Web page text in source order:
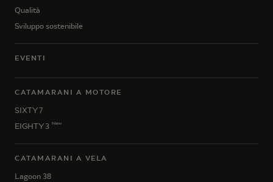
Qualità
Sviluppo sostenibile
EVENTI
CATAMARANI A MOTORE
SIXTY 7
EIGHTY 3 New
CATAMARANI A VELA
Lagoon 38